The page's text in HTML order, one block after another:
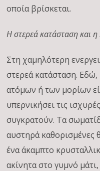
οποία βρίσκεται.
Η στερεά κατάσταση και η
Στη χαμηλότερη
στερεά κατάσταση. Εδώ,
ατόμων ή των μορίων
υπερνικήσει τις
συγκρατούν. Τα
αυστηρά καθορισμένες
ένα άκαμπτο
ακίνητα στο γυμνό